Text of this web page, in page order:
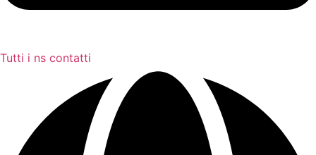
Tutti i ns contatti